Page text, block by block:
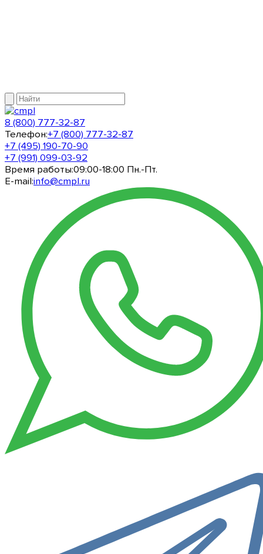
8 (800) 777-32-87
Телефон:+7 (800) 777-32-87
+7 (495) 190-70-90
+7 (991) 099-03-92
Время работы:09:00-18:00 Пн.-Пт.
E-mail:info@cmpl.ru